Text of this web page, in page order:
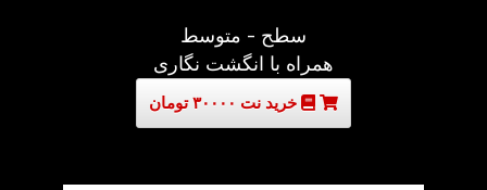
سطح - متوسط
همراه با انگشت نگاری
خرید نت ۳۰۰۰۰ تومان